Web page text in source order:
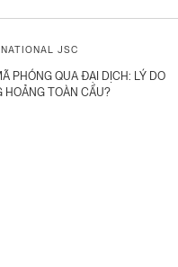
JSC
PHÓNG QUA ĐẠI DỊCH: LÝ DO
HOẢNG TOÀN CẦU?